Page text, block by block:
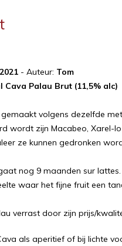
- Auteur: Tom
Cava Palau Brut (11,5% alc)
volgens dezelfde
wordt zijn Macabeo, Xarel-
ze kunnen gedronken
nog 9 maanden sur
waar het fijne fruit een
verrast door zijn prijs/
als aperitief of bij lichte